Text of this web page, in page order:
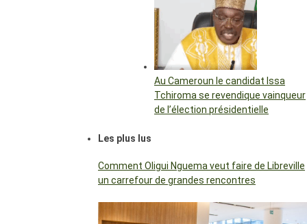
Au Cameroun le candidat Issa
Tchiroma se revendique vainqueur
de l’élection présidentielle
Les plus lus
Comment Oligui Nguema veut faire de Libreville
un carrefour de grandes rencontres